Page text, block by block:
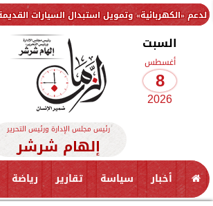
تنسيق وتمويل استبدال السيارات القديمة
السبت
أغسطس
8
2026
رئيس مجلس الإدارة ورئيس التحرير
إلهام شرشر
أخبار سياسة تقارير رياضة